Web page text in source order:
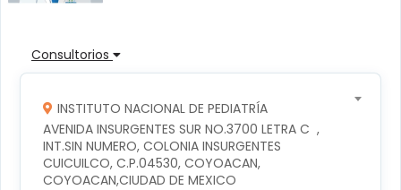
Consultorios
INSTITUTO NACIONAL DE PEDIATRÍA
AVENIDA INSURGENTES SUR NO.3700 LETRA C  ,
INT.SIN NUMERO, COLONIA INSURGENTES
CUICUILCO, C.P.04530, COYOACAN,
COYOACAN,CIUDAD DE MEXICO